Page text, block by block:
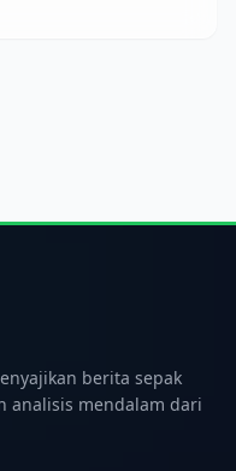
berita sepak
analisis mendalam dari